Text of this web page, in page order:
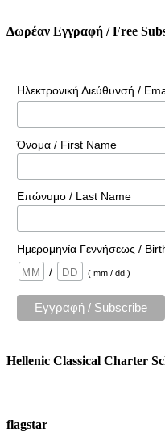
Δωρέαν Εγγραφή / Free
Ηλεκτρονική Διεύθυνσή /
Όνομα / First Name
Επώνυμο / Last Name
Ημερομηνία Γεννήσεως /
/
( mm / dd )
Hellenic Classical Charter
flagstar